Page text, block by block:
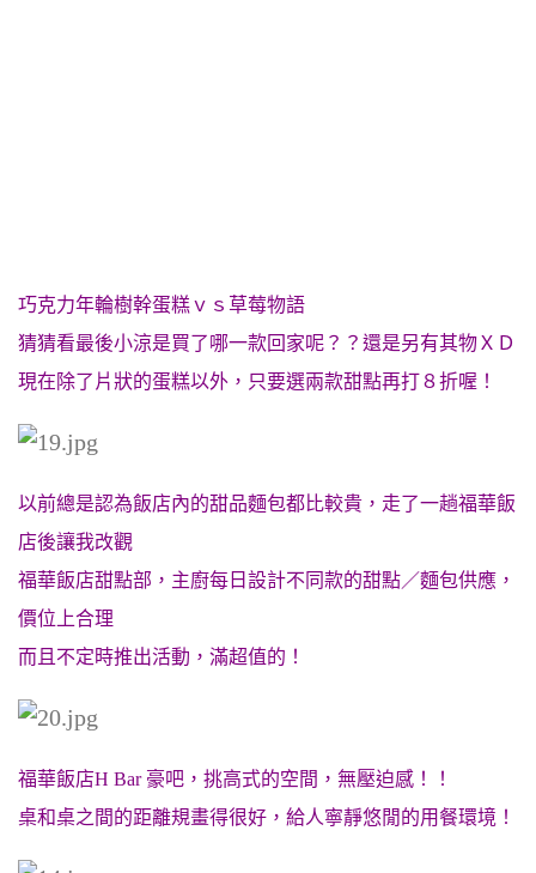
巧克力年輪樹幹蛋糕ｖｓ草莓物語
猜猜看最後小涼是買了哪一款回家呢？？還是另有其物ＸＤ
現在除了片狀的蛋糕以外，只要選兩款甜點再打８折喔！
以前總是認為飯店內的甜品麵包都比較貴，走了一趟福華飯
店後讓我改觀
福華飯店甜點部，主廚每日設計不同款的甜點／麵包供應，
價位上合理
而且不定時推出活動，滿超值的！
福華飯店H Bar 豪吧，挑高式的空間，無壓迫感！！
桌和桌之間的距離規畫得很好，給人寧靜悠閒的用餐環境！